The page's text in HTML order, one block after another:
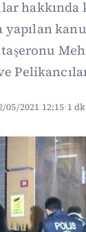
hakkında
yapılan
taşeronu
05/2021 12:15·1